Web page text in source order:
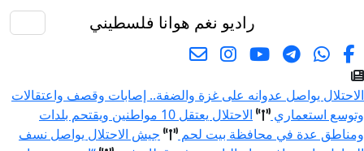
راديو نغم هوانا فلسطيني
الاحتلال يواصل عدوانه على غزة والضفة.. إصابات وقصف واعتقالات
وتوسع استعماري
الاحتلال يعتقل 10 مواطنين ويقتحم بلدات
ومناطق عدة في محافظة بيت لحم
جيش الاحتلال يواصل نسف